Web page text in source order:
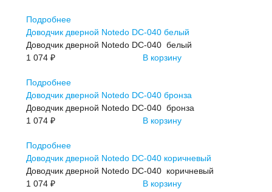
Подробнее
Доводчик дверной Notedo DC-040 белый
Доводчик дверной Notedo DC-040 белый
1 074 ₽
В корзину
Подробнее
Доводчик дверной Notedo DC-040 бронза
Доводчик дверной Notedo DC-040 бронза
1 074 ₽
В корзину
Подробнее
Доводчик дверной Notedo DC-040 коричневый
Доводчик дверной Notedo DC-040 коричневый
1 074 ₽
В корзину